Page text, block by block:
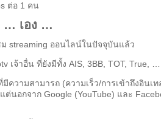
ต่อ 1 คน
… เอง …
streaming ออนไลน์ในปัจจุบันแล้ว
เจ้าอื่น ที่ยังมีทั้ง AIS, 3BB, TOT, True,
ความสามารถ (ความเร็ว/การเข้าถึงอินเ
นอกจาก Google (YouTube) และ